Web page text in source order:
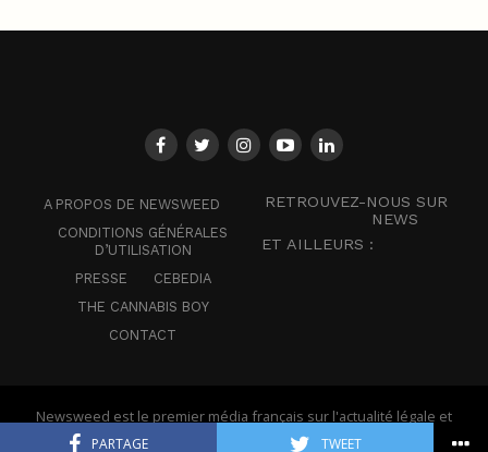
PARTAGE TWEET
A PROPOS DE NEWSWEED
CONDITIONS GÉNÉRALES
D’UTILISATION
PRESSE
CEBEDIA
THE CANNABIS BOY
CONTACT
RETROUVEZ-NOUS SUR
NEWS
ET AILLEURS :
Newsweed est le premier média français sur l'actualité légale et
mondiale du cannabis - © Newsweed